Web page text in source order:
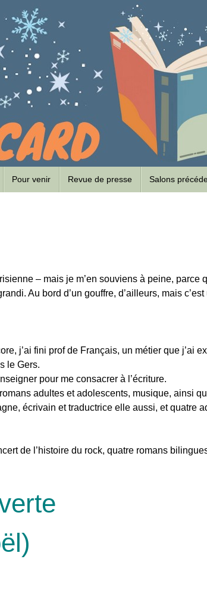
Pour venir Revue de presse Salons
– mais je m’en souviens à peine, parce
Au bord d’un gouffre, d’ailleurs, mais
j’ai fini prof de Français, un métier que j’ai
le Gers.
pour me consacrer à l’écriture.
adultes et adolescents, musique, ainsi
écrivain et traductrice elle aussi, et quatre
de l’histoire du rock, quatre romans